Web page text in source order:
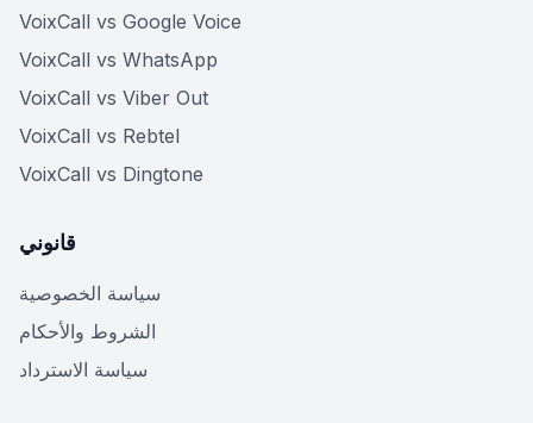
VoixCall vs Google Voice
VoixCall vs WhatsApp
VoixCall vs Viber Out
VoixCall vs Rebtel
VoixCall vs Dingtone
قانوني
سياسة الخصوصية
الشروط والأحكام
سياسة الاسترداد